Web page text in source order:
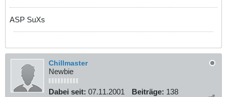
ASP SuXs
Chillmaster
Newbie
Dabei seit: 07.11.2001 Beiträge: 138